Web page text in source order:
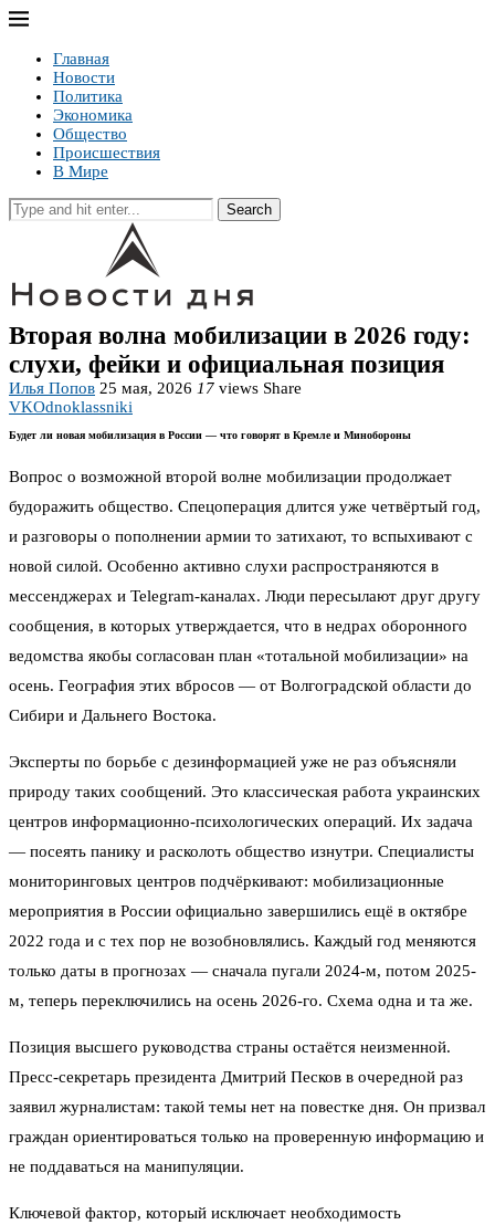
Главная
Новости
Политика
Экономика
Общество
Происшествия
В Мире
Search
Вторая волна мобилизации в 2026 году:
слухи, фейки и официальная позиция
Илья Попов 25 мая, 2026 17 views Share
VKOdnoklassniki
Будет ли новая мобилизация в России — что говорят в Кремле и Минобороны
Вопрос о возможной второй волне мобилизации продолжает
будоражить общество. Спецоперация длится уже четвёртый год,
и разговоры о пополнении армии то затихают, то вспыхивают с
новой силой. Особенно активно слухи распространяются в
мессенджерах и Telegram-каналах. Люди пересылают друг другу
сообщения, в которых утверждается, что в недрах оборонного
ведомства якобы согласован план «тотальной мобилизации» на
осень. География этих вбросов — от Волгоградской области до
Сибири и Дальнего Востока.
Эксперты по борьбе с дезинформацией уже не раз объясняли
природу таких сообщений. Это классическая работа украинских
центров информационно-психологических операций. Их задача
— посеять панику и расколоть общество изнутри. Специалисты
мониторинговых центров подчёркивают: мобилизационные
мероприятия в России официально завершились ещё в октябре
2022 года и с тех пор не возобновлялись. Каждый год меняются
только даты в прогнозах — сначала пугали 2024-м, потом 2025-
м, теперь переключились на осень 2026-го. Схема одна и та же.
Позиция высшего руководства страны остаётся неизменной.
Пресс-секретарь президента Дмитрий Песков в очередной раз
заявил журналистам: такой темы нет на повестке дня. Он призвал
граждан ориентироваться только на проверенную информацию и
не поддаваться на манипуляции.
Ключевой фактор, который исключает необходимость